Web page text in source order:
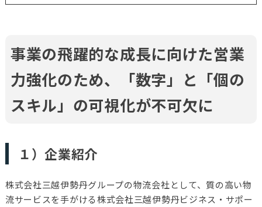
事業の飛躍的な成長に向けた営業
力強化のため、「数字」と「個の
スキル」の可視化が不可欠に
１）企業紹介
株式会社三越伊勢丹グループの物流会社として、質の高い物
流サービスを手がける株式会社三越伊勢丹ビジネス・サポー